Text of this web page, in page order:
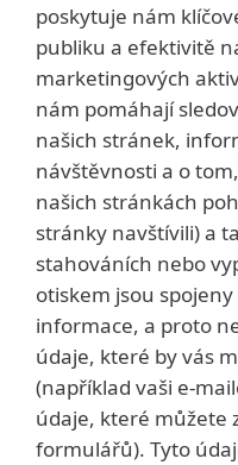
poskytuje nám
publiku a efektivitě
marketingových
nám pomáhají
našich stránek,
návštěvnosti a o
našich stránkách
stránky navštívili) a
stahováních nebo
otiskem jsou
informace, a proto
údaje, které by vás
(například vaši e-
údaje, které můžete
formulářů). Tyto